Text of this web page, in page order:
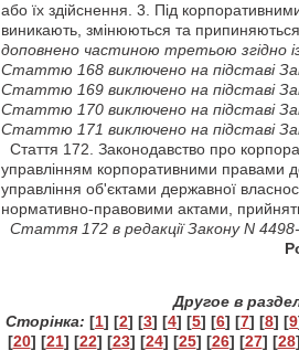
або їх здійснення. 3. Під
виникають, змінюються та
доповнено частиною третьою згідно
Статтю 168 виключено на підставі
Статтю 169 виключено на підставі
Статтю 170 виключено на підставі
Статтю 171 виключено на підставі
Стаття 172. Законодавство про
управлінням корпоративними правами
управління об'єктами державної
нормативно-правовими актами,
Стаття 172 в редакції Закону N
Другое в
Сторінка: [1] [2] [3] [4] [5] [6] [7] [8] [9
[20] [21] [22] [23] [24] [25] [26] [27] [28